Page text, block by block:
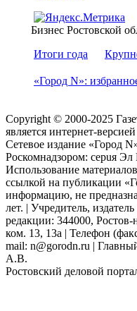
Бизнес Ростовской
Итоги года
«Город N»:
Copyright © 2000-2025
является интернет-
Сетевое издание «Город
Роскомнадзором: серuя
Использование
ссылкой на публикации
информацию, не
лет. | Учредитель,
редакции: 344000,
ком. 13, 13а | Телефон
mail: n@gorodn.ru |
А.В.
Ростовский деловой